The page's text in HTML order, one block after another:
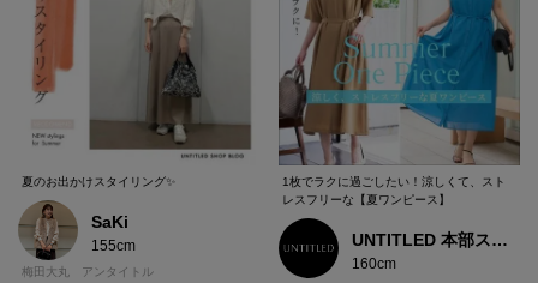
夏のお出かけスタイリング✨
SaKi
155cm
梅田大丸 アンタイトル
1枚でラクに過ごしたい！涼しくて、スト
レスフリーな【夏ワンピース】
UNTITLED 本部スタッフ
160cm